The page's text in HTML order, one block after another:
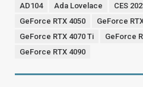
AD104 Ada Lovelace CES
GeForce RTX 4050
GeForce
GeForce RTX 4070 Ti
GeForce
GeForce RTX 4090